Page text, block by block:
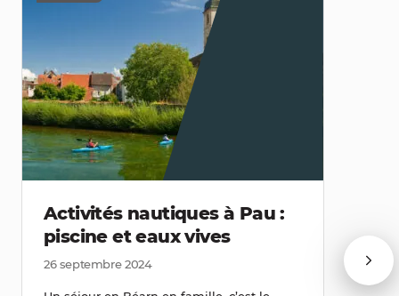
Activités nautiques à Pau :
piscine et eaux vives
26 septembre 2024